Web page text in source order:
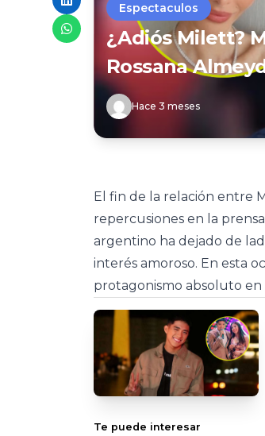
Espectaculos
¿Adiós Milett?
Rossana
Hace 3 meses
El fin de la relación entre
repercusiones en la
argentino ha dejado de
interés amoroso. En esta
protagonismo absoluto
Te puede interesar